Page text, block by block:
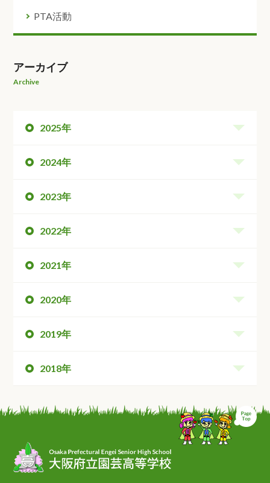
PTA活動
アーカイブ
Archive
2025年
2024年
2023年
2022年
2021年
2020年
2019年
2018年
ペ